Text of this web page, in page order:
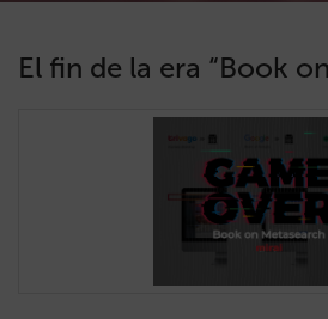
El fin de la era “Book